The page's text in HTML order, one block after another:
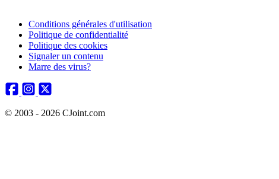
Conditions générales d'utilisation
Politique de confidentialité
Politique des cookies
Signaler un contenu
Marre des virus?
© 2003 - 2026 CJoint.com